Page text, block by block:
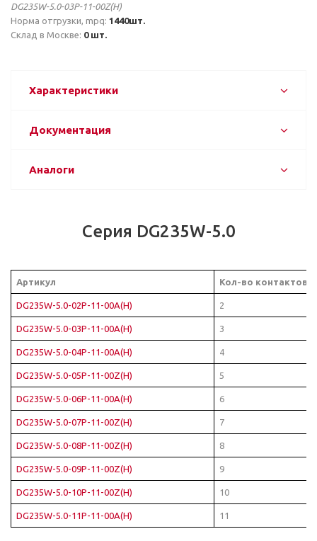
DG235W-5.0-03P-11-00Z(H)
Норма отгрузки, mpq: 1440шт.
Склад в Москве: 0 шт.
Характеристики
Документация
Аналоги
Серия DG235W-5.0
Артикул Кол-во контактов
DG235W-5.0-02P-11-00A(H) 2
DG235W-5.0-03P-11-00A(H) 3
DG235W-5.0-04P-11-00A(H) 4
DG235W-5.0-05P-11-00Z(H) 5
DG235W-5.0-06P-11-00A(H) 6
DG235W-5.0-07P-11-00Z(H) 7
DG235W-5.0-08P-11-00Z(H) 8
DG235W-5.0-09P-11-00Z(H) 9
DG235W-5.0-10P-11-00Z(H) 10
DG235W-5.0-11P-11-00A(H) 11